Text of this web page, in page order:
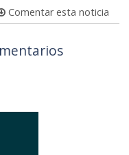
Comentar esta noticia